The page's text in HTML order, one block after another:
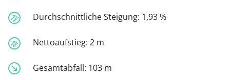
Durchschnittliche Steigung: 1,93 %
Nettoaufstieg: 2 m
Gesamtabfall: 103 m